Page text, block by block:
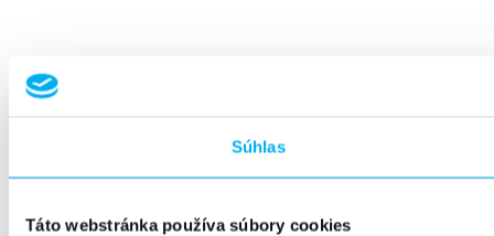
Súhlas
Táto webstránka používa súbory cookies